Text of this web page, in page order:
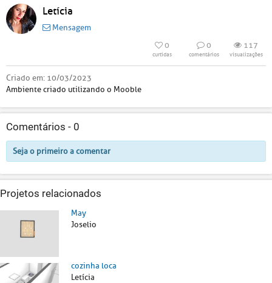
Letícia
Mensagem
0
curtidas
0
comentários
117
visualizações
Criado em: 10/03/2023
Ambiente criado utilizando o Mooble
Comentários - 0
Seja o primeiro a comentar
Projetos relacionados
May
Joselio
cozinha loca
Letícia